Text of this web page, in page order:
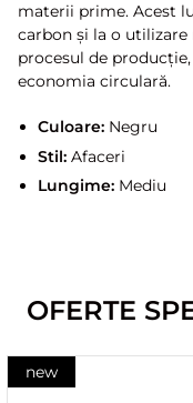
materii prime. Acest
carbon și la o
procesul de
economia circulară.
Culoare:Negru
Stil:Afaceri
Lungime:Mediu
OFERTE
new